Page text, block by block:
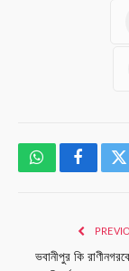
WhatsApp
ভবানীপুর কি